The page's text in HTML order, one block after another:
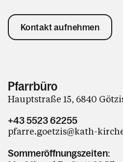
Kontakt aufnehmen
Pfarrbüro
Hauptstraße 15, 6840
+43 5523 62255
pfarre.goetzis@kath-
Sommeröffnungszeiten: